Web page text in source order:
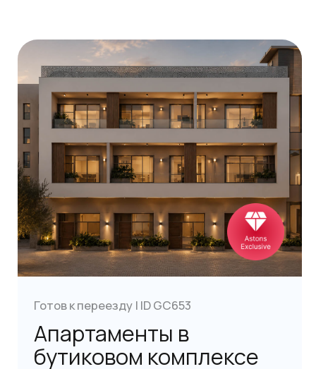
Информация о доступности проекта, ценах,
технических характеристиках и сроках
завершения может быть изменена. Мы
рекомендуем потенциальным инвесторам
уточнять все детали у наших экспертов,
прежде чем принимать решение.